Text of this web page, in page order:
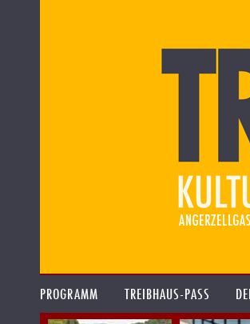
PROGRAMM TREIBHAUS-PASS